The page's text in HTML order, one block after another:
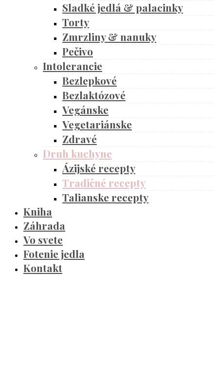
Sladké jedlá & palacinky
Torty
Zmrzliny & nanuky
Pečivo
Intolerancie
Bezlepkové
Bezlaktózové
Vegánske
Vegetariánske
Zdravé
Druh kuchyne
Ázijské recepty
Tradičné recepty
Talianske recepty
Kniha
Záhrada
Vo svete
Fotenie jedla
Kontakt